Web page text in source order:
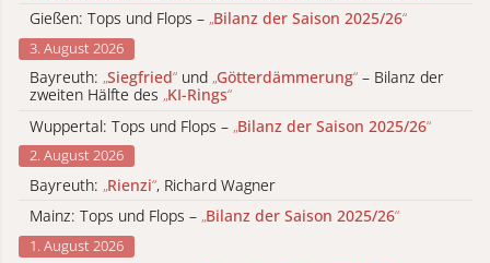
Gießen: Tops und Flops – „Bilanz der Saison 2025/26“
3. August 2026
Bayreuth: „Siegfried“ und „Götterdämmerung“ – Bilanz der
zweiten Hälfte des „KI-Rings“
Wuppertal: Tops und Flops – „Bilanz der Saison 2025/26“
2. August 2026
Bayreuth: „Rienzi“, Richard Wagner
Mainz: Tops und Flops – „Bilanz der Saison 2025/26“
1. August 2026